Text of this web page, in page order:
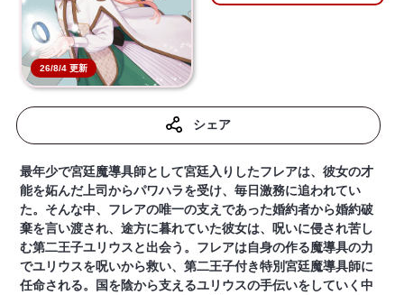
26/8/4 更新
シェア
最年少で宮廷魔導具師として宮廷入りしたフレアは、彼女の才
能を妬んだ上司からパワハラを受け、毎日激務に追われてい
た。そんな中、フレアの唯一の支えであった婚約者から婚約破
棄を言い渡され、途方に暮れていた彼女は、呪いに侵され苦し
む第二王子ユリウスと出会う。フレアは自身の作る魔導具の力
でユリウスを呪いから救い、第二王子付き特別宮廷魔導具師に
任命される。国を陰から支えるユリウスの手伝いをしていく中